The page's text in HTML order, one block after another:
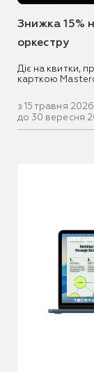
Знижка 15%
оркестру
Діє на квитки,
карткою
з 15 травня 2026
до 30 вересня